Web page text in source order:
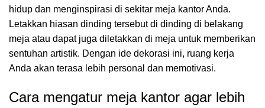
hidup dan menginspirasi di sekitar meja kantor Anda.
Letakkan hiasan dinding tersebut di dinding di belakang
meja atau dapat juga diletakkan di meja untuk memberikan
sentuhan artistik. Dengan ide dekorasi ini, ruang kerja
Anda akan terasa lebih personal dan memotivasi.
Cara mengatur meja kantor agar lebih